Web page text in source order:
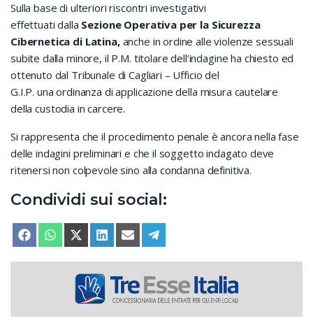
Sulla base di ulteriori riscontri investigativi
effettuati dalla Sezione Operativa per la Sicurezza
Cibernetica di Latina,anche in ordine alle violenze sessuali
subite dalla minore, il P.M. titolare dell’indagine ha chiesto ed
ottenuto dal Tribunale di Cagliari – Ufficio del
G.I.P. una ordinanza di applicazione della misura cautelare
della custodia in carcere.
Si rappresenta che il procedimento penale è ancora nella fase
delle indagini preliminari e che il soggetto indagato deve
ritenersi non colpevole sino alla condanna definitiva.
Condividi sui social:
SHARE ON
FACEBOOKSHARE ON
WHATSAPPSHARE ON
X (TWITTER)
SHARE ON
LINKEDINSHARE ON
EMAIL